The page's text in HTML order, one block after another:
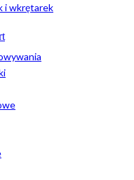
i wkrętarek